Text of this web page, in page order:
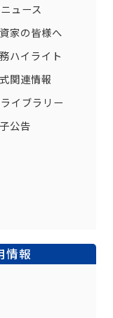
ュース
家の皆様へ
ハイライト
関連情報
イブラリー
公告
情報